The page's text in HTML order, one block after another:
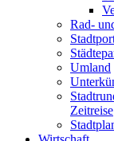
Rad-
Umland
Zeitreise